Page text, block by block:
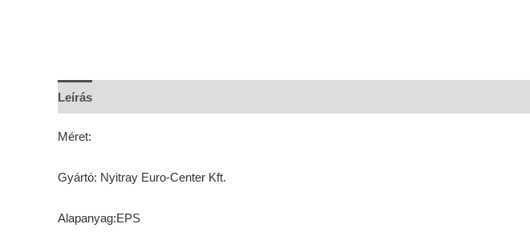
Leírás
Méret:
Gyártó: Nyitray Euro-Center Kft.
Alapanyag:EPS